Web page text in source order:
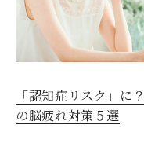
「認知症リスク」に
の脳疲れ対策５選